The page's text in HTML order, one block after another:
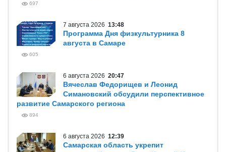
697
7 августа 2026 13:48
Программа Дня физкультурника 8
августа в Самаре
605
6 августа 2026 20:47
Вячеслав Федорищев и Леонид
Симановский обсудили перспективное
развитие Самарского региона
894
6 августа 2026 12:39
Самарская область укрепит